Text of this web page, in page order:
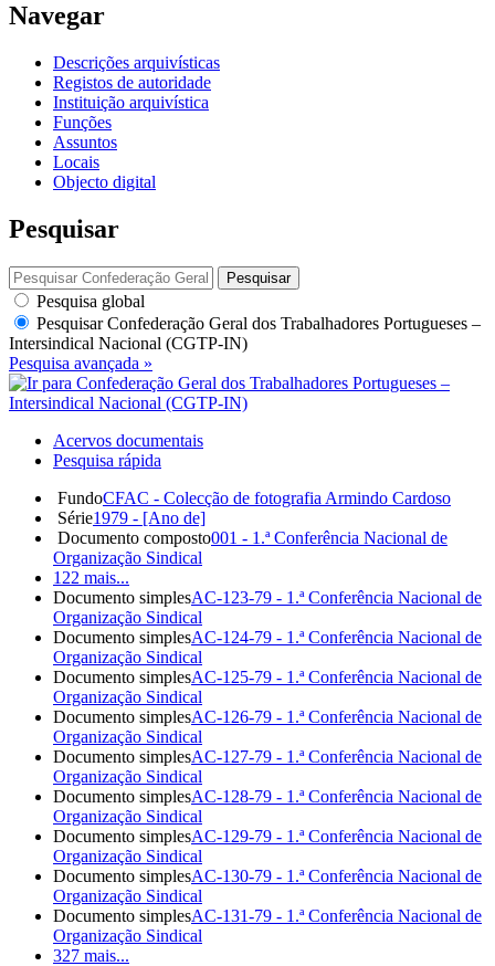
Navegar
Descrições arquivísticas
Registos de autoridade
Instituição arquivística
Funções
Assuntos
Locais
Objecto digital
Pesquisar
Pesquisar
Pesquisa global
PesquisarConfederação Geral dos Trabalhadores Portugueses –
Intersindical Nacional (CGTP-IN)
Pesquisa avançada »
Acervos documentais
Pesquisa rápida
FundoCFAC - Colecção de fotografia Armindo Cardoso
Série1979 - [Ano de]
Documento composto001 - 1.ª Conferência Nacional de
Organização Sindical
122 mais...
Documento simplesAC-123-79 - 1.ª Conferência Nacional de
Organização Sindical
Documento simplesAC-124-79 - 1.ª Conferência Nacional de
Organização Sindical
Documento simplesAC-125-79 - 1.ª Conferência Nacional de
Organização Sindical
Documento simplesAC-126-79 - 1.ª Conferência Nacional de
Organização Sindical
Documento simplesAC-127-79 - 1.ª Conferência Nacional de
Organização Sindical
Documento simplesAC-128-79 - 1.ª Conferência Nacional de
Organização Sindical
Documento simplesAC-129-79 - 1.ª Conferência Nacional de
Organização Sindical
Documento simplesAC-130-79 - 1.ª Conferência Nacional de
Organização Sindical
Documento simplesAC-131-79 - 1.ª Conferência Nacional de
Organização Sindical
327 mais...